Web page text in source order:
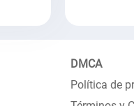
DMCA
Política de